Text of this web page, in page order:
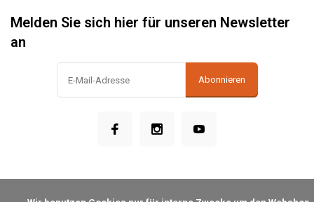
Melden Sie sich hier für unseren Newsletter
an
Abonnieren